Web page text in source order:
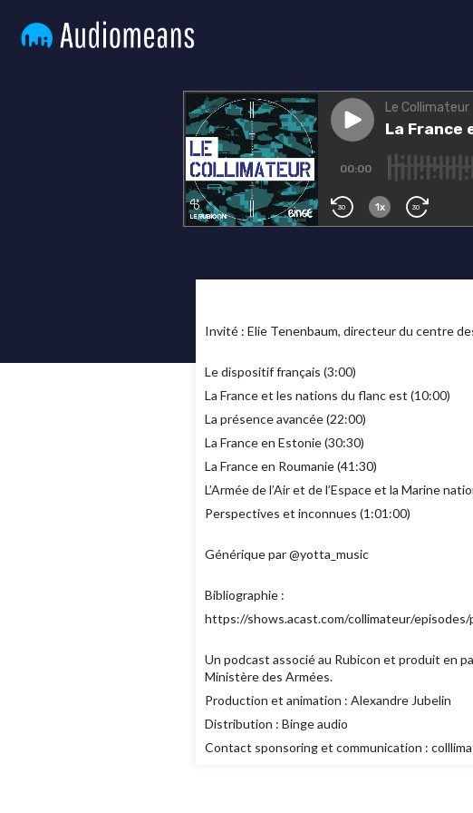
Invité : Elie Tenenbaum, directeur du centre
Le dispositif français (3:00)
La France et les nations du flanc est (10:00)
La présence avancée (22:00)
La France en Estonie (30:30)
La France en Roumanie (41:30)
L’Armée de l’Air et de l’Espace et la Marine
Perspectives et inconnues (1:01:00)
Générique par @yotta_music
Bibliographie :
https://shows.acast.com/collimateur/
Un podcast associé au Rubicon et produit en
Ministère des Armées.
Production et animation : Alexandre Jubelin
Distribution : Binge audio
Contact sponsoring et communication :